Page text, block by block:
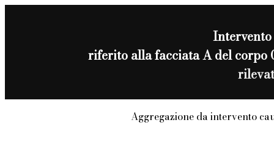
riferito alla facciata A del corpo
Aggregazione da intervento